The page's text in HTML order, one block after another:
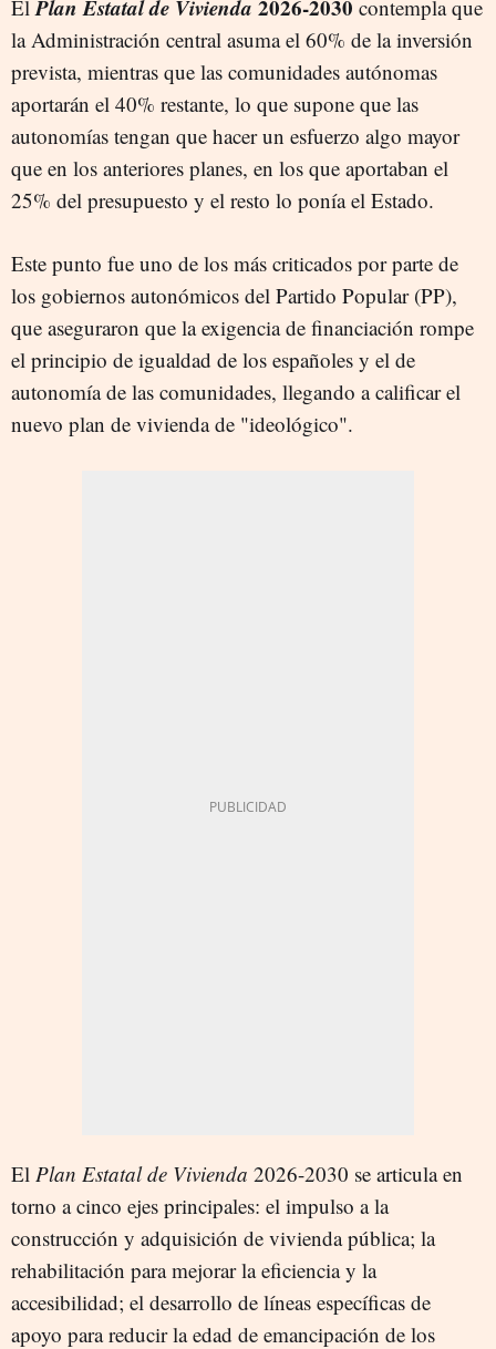
El Plan Estatal de Vivienda 2026-2030 contempla que
la Administración central asuma el 60% de la inversión
prevista, mientras que las comunidades autónomas
aportarán el 40% restante, lo que supone que las
autonomías tengan que hacer un esfuerzo algo mayor
que en los anteriores planes, en los que aportaban el
25% del presupuesto y el resto lo ponía el Estado.
Este punto fue uno de los más criticados por parte de
los gobiernos autonómicos del Partido Popular (PP),
que aseguraron que la exigencia de financiación rompe
el principio de igualdad de los españoles y el de
autonomía de las comunidades, llegando a calificar el
nuevo plan de vivienda de "ideológico".
El Plan Estatal de Vivienda 2026-2030 se articula en
torno a cinco ejes principales: el impulso a la
construcción y adquisición de vivienda pública; la
rehabilitación para mejorar la eficiencia y la
accesibilidad; el desarrollo de líneas específicas de
apoyo para reducir la edad de emancipación de los